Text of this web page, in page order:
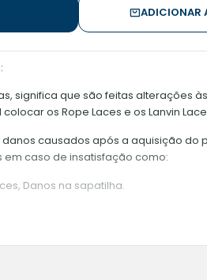
ADICIONAR
significa que são feitas alterações
os Rope Laces e os Lanvin
danos causados após a aquisição do
em caso de insatisfação como:
Danos na sapatilha.
desgastar o material da corda;